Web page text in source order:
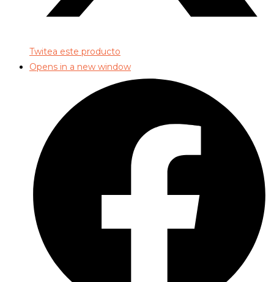
Twitea este producto
Opens in a new window